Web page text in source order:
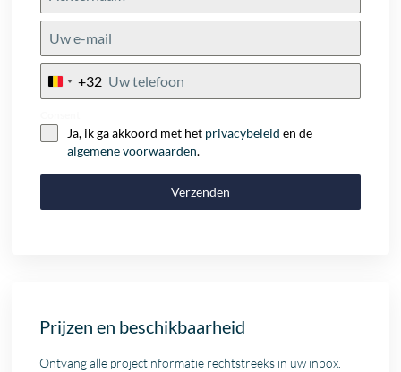
Belgium
+32
Ja, ik ga akkoord met het privacybeleid en de
algemene voorwaarden.
Verzenden
Prijzen en beschikbaarheid
Ontvang alle projectinformatie rechtstreeks in uw inbox.